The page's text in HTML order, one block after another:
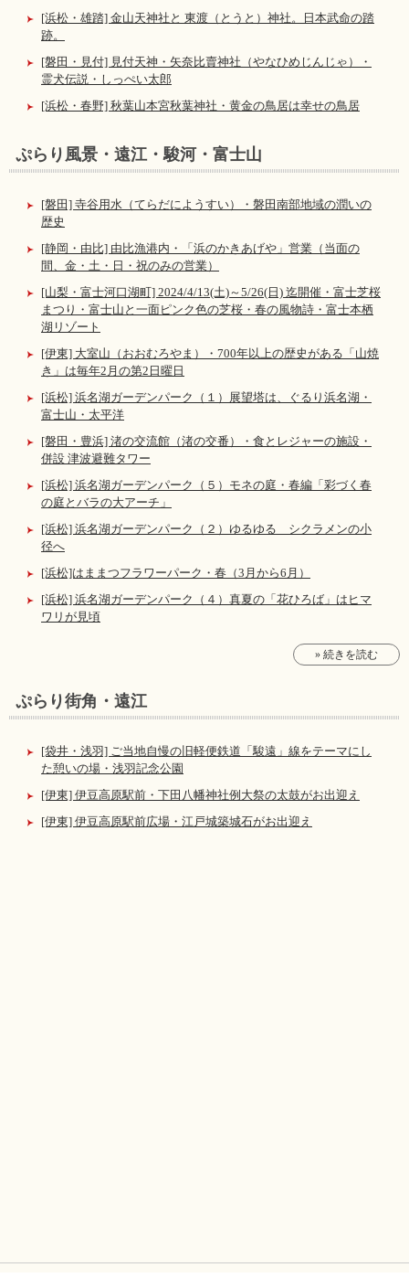
[浜松・雄踏] 金山天神社と 東渡（とうと）神社。日本武命の踏
跡。
[磐田・見付] 見付天神・矢奈比賣神社（やなひめじんじゃ）・
霊犬伝説・しっぺい太郎
[浜松・春野] 秋葉山本宮秋葉神社・黄金の鳥居は幸せの鳥居
ぷらり風景・遠江・駿河・富士山
[磐田] 寺谷用水（てらだにようすい）・磐田南部地域の潤いの
歴史
[静岡・由比] 由比漁港内・「浜のかきあげや」営業（当面の
間、金・土・日・祝のみの営業）
[山梨・富士河口湖町] 2024/4/13(土)～5/26(日) 迄開催・富士芝桜
まつり・富士山と一面ピンク色の芝桜・春の風物詩・富士本栖
湖リゾート
[伊東] 大室山（おおむろやま）・700年以上の歴史がある「山焼
き」は毎年2月の第2日曜日
[浜松] 浜名湖ガーデンパーク（１）展望塔は、ぐるり浜名湖・
富士山・太平洋
[磐田・豊浜] 渚の交流館（渚の交番）・食とレジャーの施設・
併設 津波避難タワー
[浜松] 浜名湖ガーデンパーク（５）モネの庭・春編「彩づく春
の庭とバラの大アーチ」
[浜松] 浜名湖ガーデンパーク（２）ゆるゆる シクラメンの小
径へ
[浜松]はままつフラワーパーク・春（3月から6月）
[浜松] 浜名湖ガーデンパーク（４）真夏の「花ひろば」はヒマ
ワリが見頃
» 続きを読む
ぷらり街角・遠江
[袋井・浅羽] ご当地自慢の旧軽便鉄道「駿遠」線をテーマにし
た憩いの場・浅羽記念公園
[伊東] 伊豆高原駅前・下田八幡神社例大祭の太鼓がお出迎え
[伊東] 伊豆高原駅前広場・江戸城築城石がお出迎え